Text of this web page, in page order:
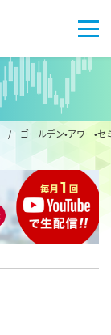
/ ゴールデン•アワー•セ